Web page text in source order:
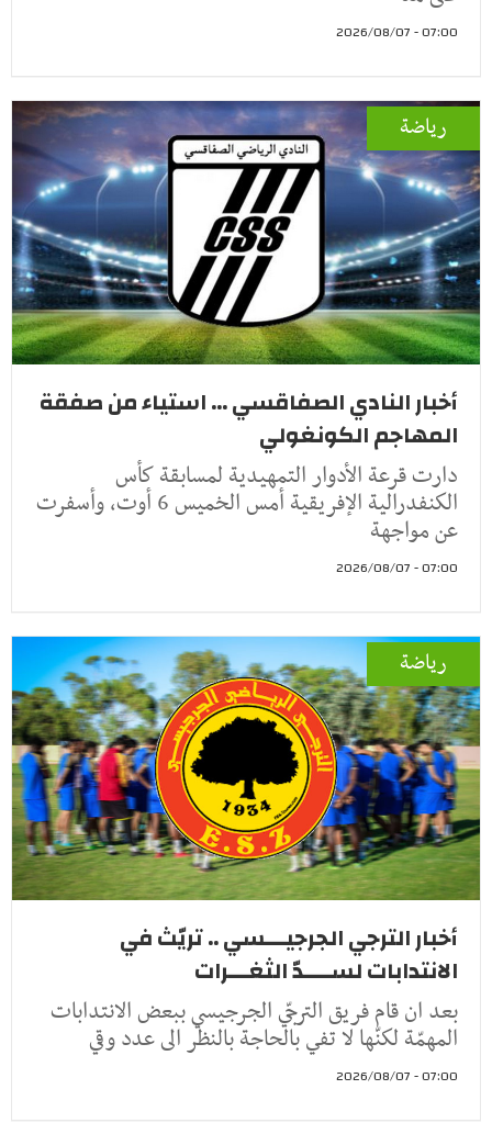
07:00 - 2026/08/07
رياضة
أخبار النادي الصفاقسي ... استياء من صفقة
المهاجم الكونغولي
دارت قرعة الأدوار التمهيدية لمسابقة كأس
الكنفدرالية الإفريقية أمس الخميس 6 أوت، وأسفرت
عن مواجهة
07:00 - 2026/08/07
رياضة
أخبار الترجي الجرجيـــسي .. تريّث في
الانتدابات لســــدّ الثغـــرات
بعد ان قام فريق الترجّي الجرجيسي ببعض الانتدابات
المهمّة لكنّها لا تفي بالحاجة بالنظر الى عدد وقي
07:00 - 2026/08/07